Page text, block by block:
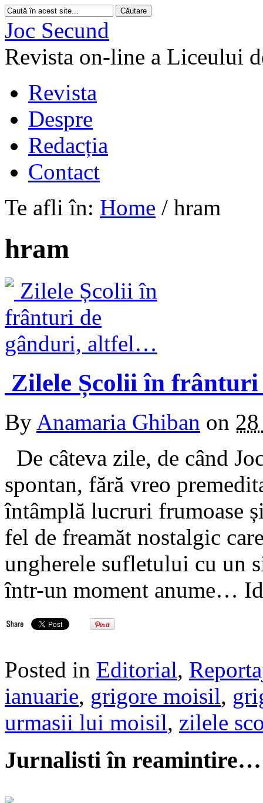
Joc Secund
Revista on-line a Liceului
Revista
Despre
Redacția
Contact
Te afli în: Home / hram
hram
Zilele Școlii în
By Anamaria Ghiban on
De câteva zile, de când
spontan, fără vreo
întâmplă lucruri frumoase
fel de freamăt nostalgic
ungherele sufletului cu un
într-un moment anume…
Posted in Editorial,
ianuarie, grigore moisil,
urmasii lui moisil, zilele
Jurnalisti în reamintire…